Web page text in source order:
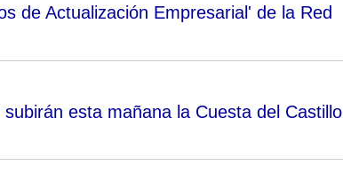
de Actualización Empresarial' de la Red
esta mañana la Cuesta del Castillo